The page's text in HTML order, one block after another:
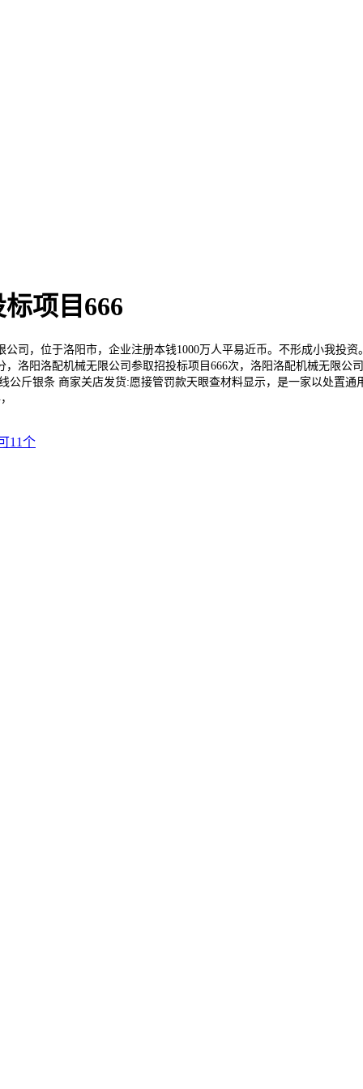
项目666
，位于洛阳市，企业注册本钱1000万人平易近币。不形成小我投资
洛阳洛配机械无限公司参取招投标项目666次，洛阳洛配机械无限
斤银条 商家关店发货:愿接管罚款天眼查材料显示，是一家以处置通
11个